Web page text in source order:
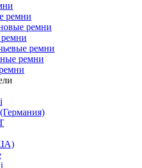
ремни
ремни
ремни
ремни
ремни